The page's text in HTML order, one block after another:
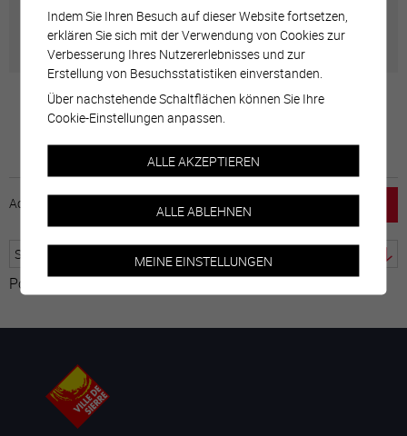
de Sierre.
Accueil emploi Mentions légales
Powered by
Indem Sie Ihren Besuch auf dieser Website fortsetzen,
erklären Sie sich mit der Verwendung von Cookies zur
Verbesserung Ihres Nutzererlebnisses und zur
Erstellung von Besuchsstatistiken einverstanden.
Über nachstehende Schaltflächen können Sie Ihre
Cookie-Einstellungen anpassen.
ALLE AKZEPTIEREN
ALLE ABLEHNEN
MEINE EINSTELLUNGEN